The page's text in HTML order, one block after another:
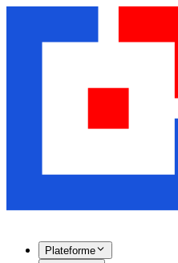
Plateforme